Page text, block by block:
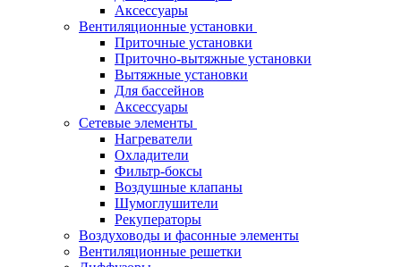
Аксессуары
Вентиляционные установки
Приточные установки
Приточно-вытяжные установки
Вытяжные установки
Для бассейнов
Аксессуары
Сетевые элементы
Нагреватели
Охладители
Фильтр-боксы
Воздушные клапаны
Шумоглушители
Рекуператоры
Воздуховоды и фасонные элементы
Вентиляционные решетки